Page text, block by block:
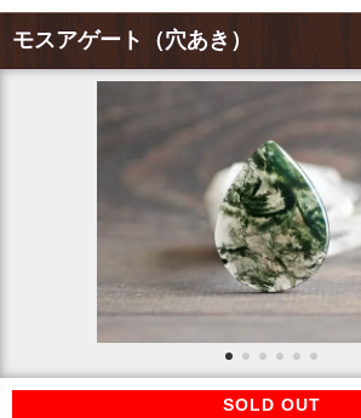
モスアゲート（穴あき）
SOLD OUT